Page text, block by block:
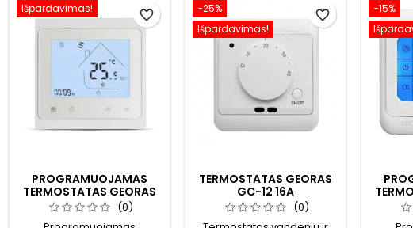
Išpardavimas!
PROGRAMUOJAMAS
TERMOSTATAS GEORAS
GC-16
(0)
favorite_border
−25%
Išpardavimas!
TERMOSTATAS GEORAS
GC-12 16A
(0)
favorite_border
−15%